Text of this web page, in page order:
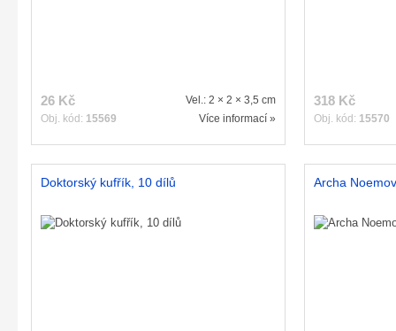
26 Kč
Obj. kód: 15569
Vel.: 2 × 2 × 3,5 cm
Více informací »
318 Kč
Obj. kód: 15570
Doktorský kufřík, 10 dílů Archa